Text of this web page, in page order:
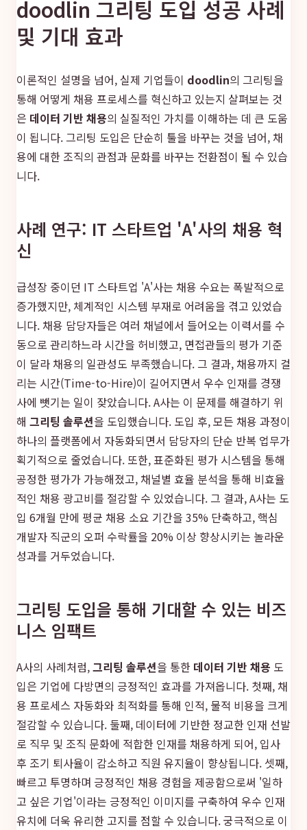
doodlin 그리팅 도입 성공 사례
및 기대 효과
이론적인 설명을 넘어, 실제 기업들이 doodlin의 그리팅을
통해 어떻게 채용 프로세스를 혁신하고 있는지 살펴보는 것
은 데이터 기반 채용의 실질적인 가치를 이해하는 데 큰 도움
이 됩니다. 그리팅 도입은 단순히 툴을 바꾸는 것을 넘어, 채
용에 대한 조직의 관점과 문화를 바꾸는 전환점이 될 수 있습
니다.
사례 연구: IT 스타트업 'A'사의 채용 혁
신
급성장 중이던 IT 스타트업 'A'사는 채용 수요는 폭발적으로
증가했지만, 체계적인 시스템 부재로 어려움을 겪고 있었습
니다. 채용 담당자들은 여러 채널에서 들어오는 이력서를 수
동으로 관리하느라 시간을 허비했고, 면접관들의 평가 기준
이 달라 채용의 일관성도 부족했습니다. 그 결과, 채용까지 걸
리는 시간(Time-to-Hire)이 길어지면서 우수 인재를 경쟁
사에 뺏기는 일이 잦았습니다. A사는 이 문제를 해결하기 위
해 그리팅 솔루션을 도입했습니다. 도입 후, 모든 채용 과정이
하나의 플랫폼에서 자동화되면서 담당자의 단순 반복 업무가
획기적으로 줄었습니다. 또한, 표준화된 평가 시스템을 통해
공정한 평가가 가능해졌고, 채널별 효율 분석을 통해 비효율
적인 채용 광고비를 절감할 수 있었습니다. 그 결과, A사는 도
입 6개월 만에 평균 채용 소요 기간을 35% 단축하고, 핵심
개발자 직군의 오퍼 수락률을 20% 이상 향상시키는 놀라운
성과를 거두었습니다.
그리팅 도입을 통해 기대할 수 있는 비즈
니스 임팩트
A사의 사례처럼,그리팅 솔루션을 통한 데이터 기반 채용 도
입은 기업에 다방면의 긍정적인 효과를 가져옵니다. 첫째, 채
용 프로세스 자동화와 최적화를 통해 인적, 물적 비용을 크게
절감할 수 있습니다. 둘째, 데이터에 기반한 정교한 인재 선발
로 직무 및 조직 문화에 적합한 인재를 채용하게 되어, 입사
후 조기 퇴사율이 감소하고 직원 유지율이 향상됩니다. 셋째,
빠르고 투명하며 긍정적인 채용 경험을 제공함으로써 '일하
고 싶은 기업'이라는 긍정적인 이미지를 구축하여 우수 인재
유치에 더욱 유리한 고지를 점할 수 있습니다. 궁극적으로 이